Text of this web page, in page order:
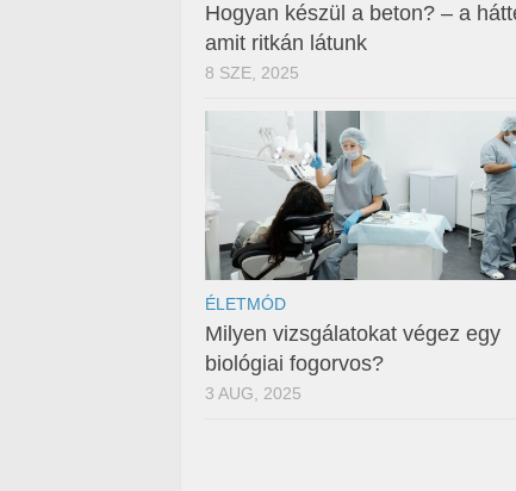
Hogyan készül a beton? – a
amit ritkán látunk
8 SZE, 2025
ÉLETMÓD
Milyen vizsgálatokat végez egy
biológiai fogorvos?
3 AUG, 2025